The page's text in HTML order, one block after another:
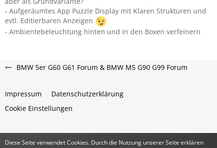
- Aufgeräumtes App Puzzle Display mit Klaren Strukturen und
evtl. Editierbaren Anzeigen
- Ambientebeleuchtung hinten und in den Boxen verfeinern
BMW 5er G60 G61 Forum & BMW M5 G90 G99 Forum
Impressum
Datenschutzerklärung
Cookie Einstellungen
Diese Seite verwendet Cookies. Durch die Nutzung unserer Seite erklären